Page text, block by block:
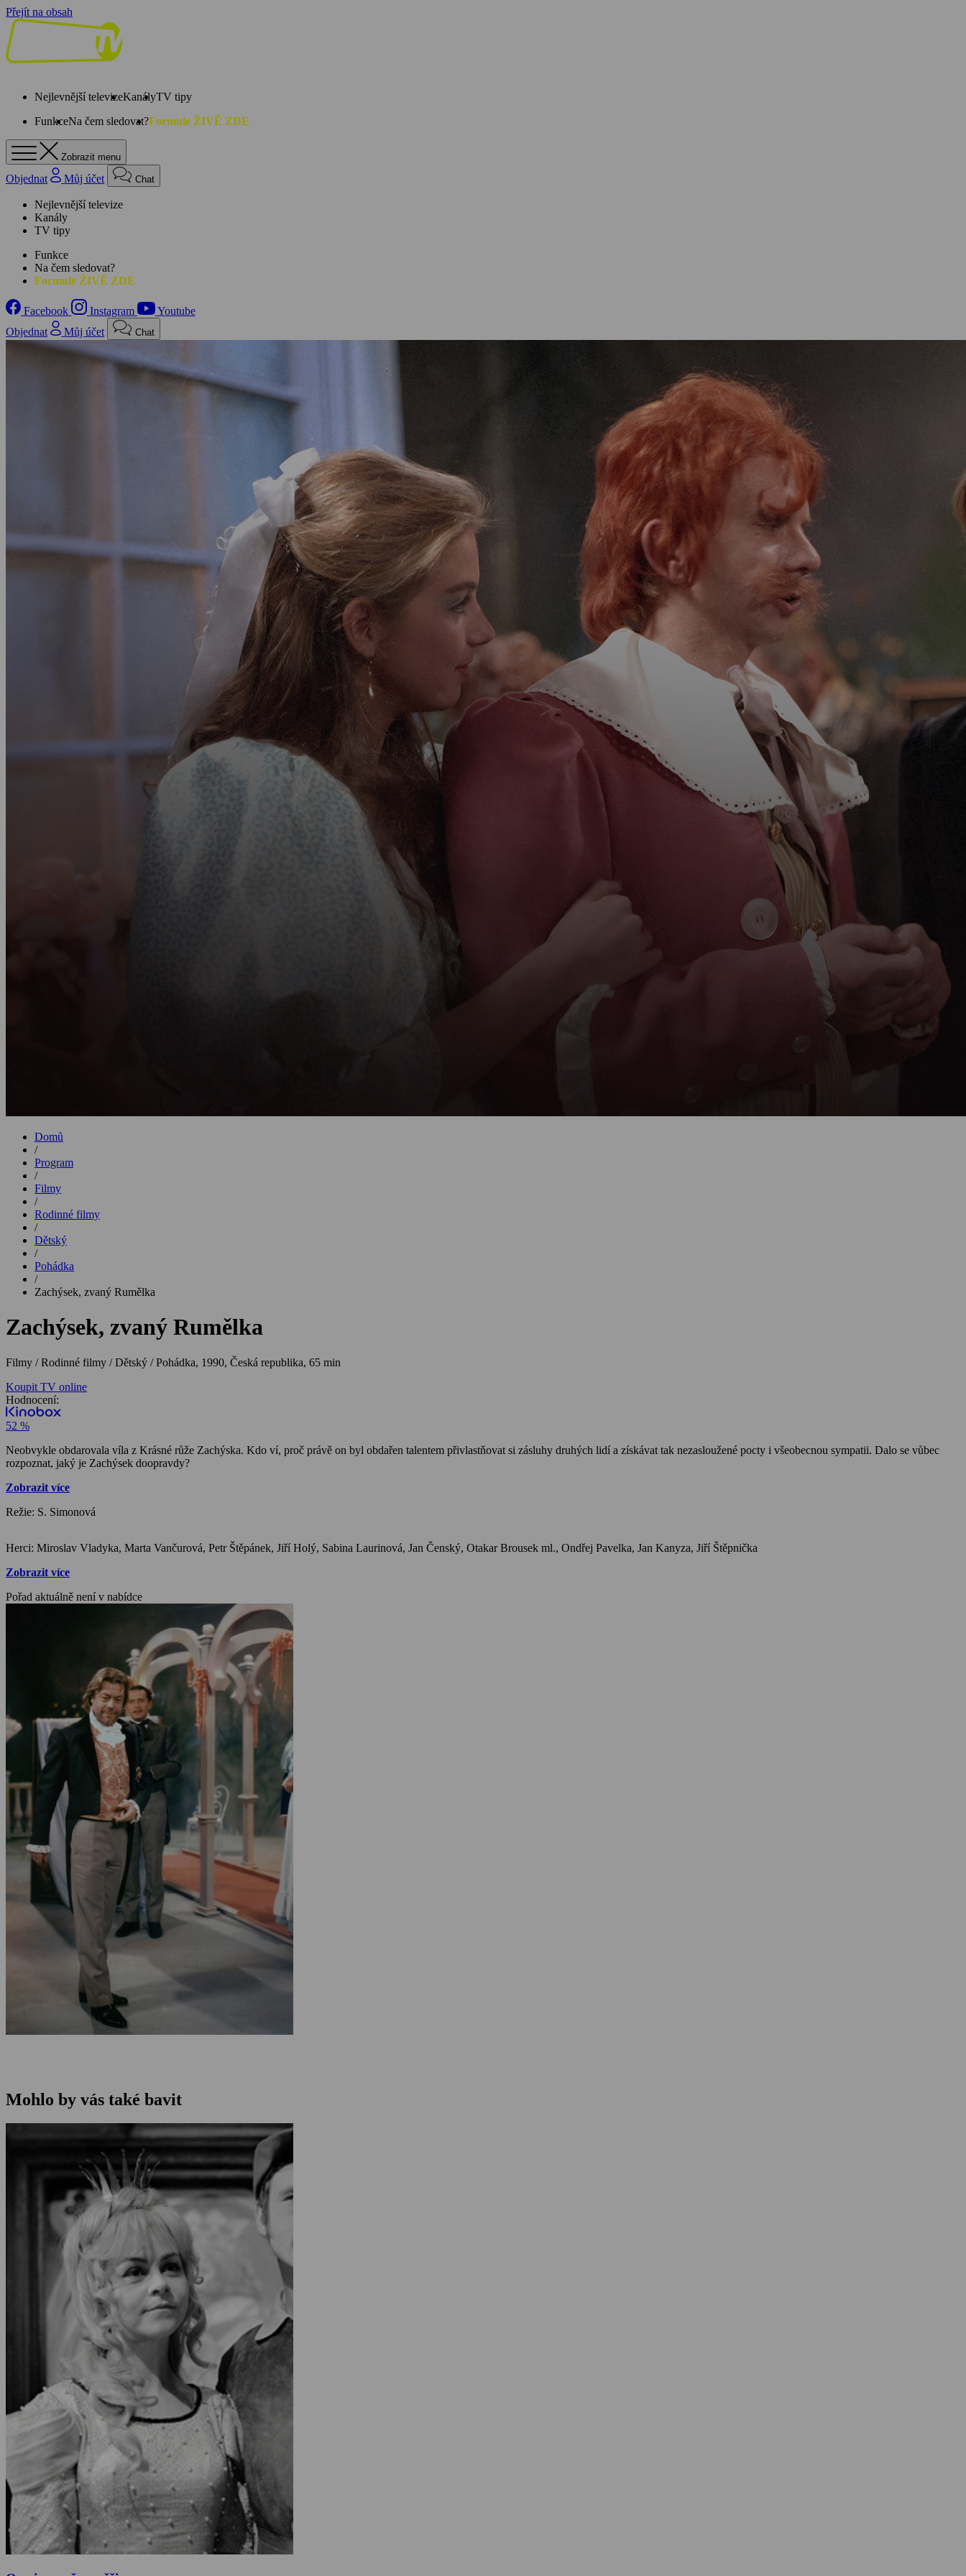
Přejít na obsah
Nejlevnější televizeKanályTV tipy
FunkceNa čem sledovat?Formule ŽIVĚ ZDE
Zobrazit menu
Objednat Můj účet Chat
Nejlevnější televize
Kanály
TV tipy
Funkce
Na čem sledovat?
Formule ŽIVĚ ZDE
Facebook Instagram
Youtube
Objednat
Můj účet Chat
Domů
/
Program
/
Filmy
/
Rodinné filmy
/
Dětský
/
Pohádka
/
Zachýsek, zvaný Rumělka
Zachýsek, zvaný Rumělka
Filmy / Rodinné filmy / Dětský / Pohádka, 1990, Česká republika, 65 min
Koupit TV online
Hodnocení:
52 %
Neobvykle obdarovala víla z Krásné růže Zachýska. Kdo ví, proč právě on byl obdařen talentem přivlastňovat si zásluhy druhých lidí a získávat tak nezasloužené pocty i všeobecnou sympatii. Dalo se vůbec
rozpoznat, jaký je Zachýsek doopravdy?
Zobrazit více
Režie: S. Simonová
Herci: Miroslav Vladyka, Marta Vančurová, Petr Štěpánek, Jiří Holý, Sabina Laurinová, Jan Čenský, Otakar Brousek ml., Ondřej Pavelka, Jan Kanyza, Jiří Štěpnička
Zobrazit více
Pořad aktuálně není v nabídce
Mohlo by vás také bavit